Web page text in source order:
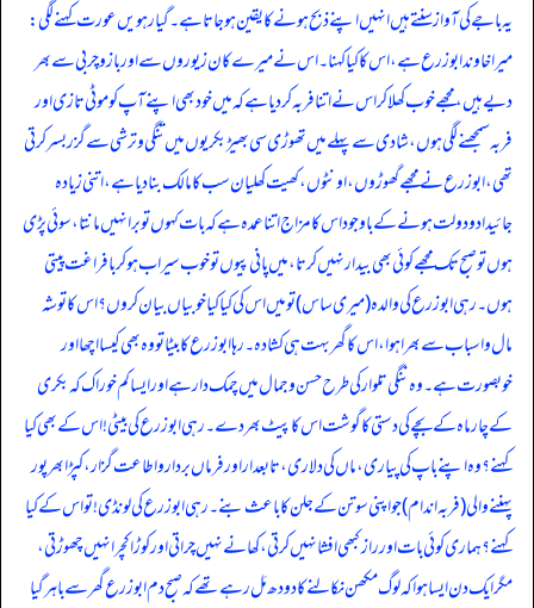
یہ باجے کی آواز سنتے ہیں انہیں اپنے ذبح ہونے کا یقین ہو جاتا ہے۔ گیارہویں عورت کہنے لگی:
میرا خاوند ابوزرع ہے، اس کا کیا کہنا۔ اس نے میرے کان زیوروں سے اور بازو چربی سے بھر
دیے ہیں، مجھے خوب کھلا کر اس نے اتنا فربہ کر دیا ہے کہ میں خود بھی اپنے آپ کو موٹی تازی اور
فربہ سمجھنے لگی ہوں، شادی سے پہلے میں تھوڑی سی بھیڑ بکریوں میں تنگی و ترشی سے گزر بسر کرتی
تھی، ابوزرع نے مجھے گھوڑوں، اونٹوں، کھیت کھلیان سب کا مالک بنا دیا ہے، اتنی زیادہ
جائیداد و دولت ہونے کے باوجود اس کا مزاج اتنا عمدہ ہے کہ بات کہوں تو برا نہیں مانتا، سوئی پڑی
ہوں تو صبح تک مجھے کوئی بھی بیدار نہیں کرتا، میں پانی پیوں تو خوب سیراب ہو کر بافراغت پیتی
ہوں۔ رہی ابوزرع کی والدہ (میری ساس) تو میں اس کی کیا کیا خوبیاں بیان کروں؟ اس کا توشہ
مال و اسباب سے بھرا ہوا، اس کا گھر بہت ہی کشادہ۔ رہا ابوزرع کا بیٹا تو وہ بھی کیسا اچھا اور
خوبصورت ہے۔ وہ ننگی تلوار کی طرح حسن و جمال میں چمک دار ہے اور ایسا کم خوراک کہ بکری
کے چار ماہ کے بچے کی دستی کا گوشت اس کا پیٹ بھر دے۔ رہی ابوزرع کی بیٹی! اس کے بھی کیا
کہنے؟ وہ اپنے باپ کی پیاری، ماں کی دلاری، تابعدار اور فرماں بردار و اطاعت گزار، کپڑا بھرپور
پہننے والی (فربہ اندام) جو اپنی سوتن کے جلن کا باعث بنے۔ رہی ابوزرع کی لونڈی! تو اس کے کیا
کہنے؟ ہماری کوئی بات اور راز کبھی افشا نہیں کرتی، کھانے نہیں چراتی اور کوڑا کچرا نہیں چھوڑتی،
مگر ایک دن ایسا ہوا کہ لوگ مکھن نکالنے کا دودھ مَل رہے تھے کہ صبح دم ابوزرع گھر سے باہر گیا